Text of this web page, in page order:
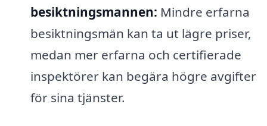
besiktningsmannen: Mindre erfarna
besiktningsmän kan ta ut lägre priser,
medan mer erfarna och certifierade
inspektörer kan begära högre avgifter
för sina tjänster.